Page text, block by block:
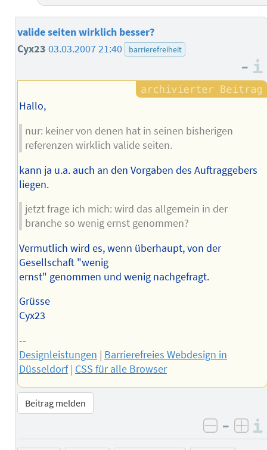
valide seiten wirklich besser?
Cyx2303.03.2007 21:40 barrierefreiheit
–
Hallo,
nur: keiner von denen hat in seinen bisherigen
referenzen wirklich valide seiten.
kann ja u.a. auch an den Vorgaben des Auftraggebers
liegen.
jetzt frage ich mich: wird das allgemein in der
branche so wenig ernst genommen?
Vermutlich wird es, wenn überhaupt, von der
Gesellschaft "wenig
ernst" genommen und wenig nachgefragt.
Grüsse
Cyx23
--
Designleistungen | Barrierefreies Webdesign in
Düsseldorf| CSS für alle Browser
Beitrag melden
negativ
–